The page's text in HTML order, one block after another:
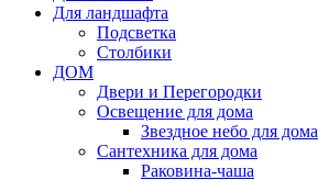
Для ландшафта
Подсветка
Столбики
ДОМ
Двери и Перегородки
Освещение для дома
Звездное небо для дома
Сантехника для дома
Раковина-чаша